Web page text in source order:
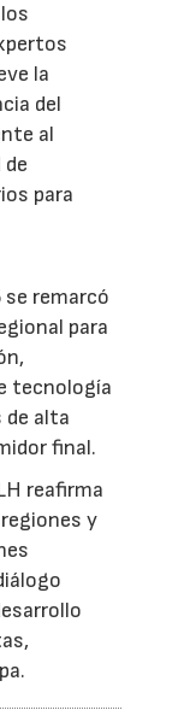
la
del
al
para
se remarcó
para
tecnología
de alta
final.
reafirma
y